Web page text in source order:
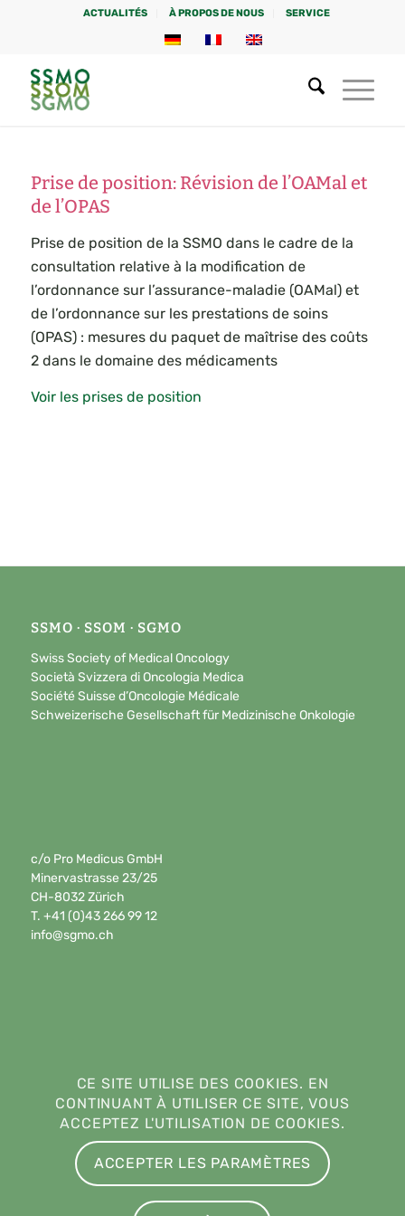
ACTUALITÉS À PROPOS DE NOUS SERVICE
Prise de position: Révision de l’OAMal et
de l’OPAS
Prise de position de la SSMO dans le cadre de la
consultation relative à la modification de
l’ordonnance sur l’assurance-maladie (OAMal) et
de l’ordonnance sur les prestations de soins
(OPAS) : mesures du paquet de maîtrise des coûts
2 dans le domaine des médicaments
Voir les prises de position
SSMO · SSOM · SGMO
Swiss Society of Medical Oncology
Società Svizzera di Oncologia Medica
Société Suisse d’Oncologie Médicale
Schweizerische Gesellschaft für Medizinische Onkologie
c/o Pro Medicus GmbH
Minervastrasse 23/25
CH-8032 Zürich
T. +41 (0)43 266 99 12
info@sgmo.ch
CE SITE UTILISE DES COOKIES. EN
CONTINUANT À UTILISER CE SITE, VOUS
ACCEPTEZ L'UTILISATION DE COOKIES.
ACCEPTER LES PARAMÈTRES